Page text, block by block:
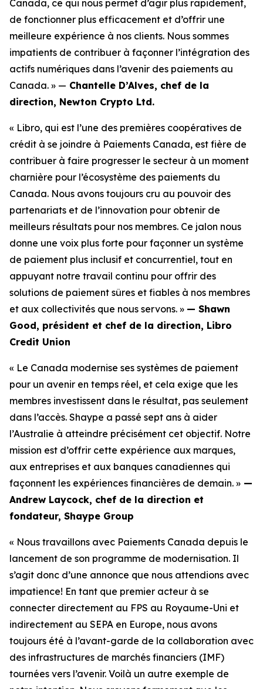
Canada, ce qui nous permet d’agir plus rapidement,
de fonctionner plus efficacement et d’offrir une
meilleure expérience à nos clients. Nous sommes
impatients de contribuer à façonner l’intégration des
actifs numériques dans l’avenir des paiements au
Canada. » — Chantelle D’Alves, chef de la
direction, Newton Crypto Ltd.
« Libro, qui est l’une des premières coopératives de
crédit à se joindre à Paiements Canada, est fière de
contribuer à faire progresser le secteur à un moment
charnière pour l’écosystème des paiements du
Canada. Nous avons toujours cru au pouvoir des
partenariats et de l’innovation pour obtenir de
meilleurs résultats pour nos membres. Ce jalon nous
donne une voix plus forte pour façonner un système
de paiement plus inclusif et concurrentiel, tout en
appuyant notre travail continu pour offrir des
solutions de paiement sûres et fiables à nos membres
et aux collectivités que nous servons. » — Shawn
Good, président et chef de la direction, Libro
Credit Union
« Le Canada modernise ses systèmes de paiement
pour un avenir en temps réel, et cela exige que les
membres investissent dans le résultat, pas seulement
dans l’accès. Shaype a passé sept ans à aider
l’Australie à atteindre précisément cet objectif. Notre
mission est d’offrir cette expérience aux marques,
aux entreprises et aux banques canadiennes qui
façonnent les expériences financières de demain. » —
Andrew Laycock, chef de la direction et
fondateur, Shaype Group
« Nous travaillons avec Paiements Canada depuis le
lancement de son programme de modernisation. Il
s’agit donc d’une annonce que nous attendions avec
impatience! En tant que premier acteur à se
connecter directement au FPS au Royaume-Uni et
indirectement au SEPA en Europe, nous avons
toujours été à l’avant-garde de la collaboration avec
des infrastructures de marchés financiers (IMF)
tournées vers l’avenir. Voilà un autre exemple de